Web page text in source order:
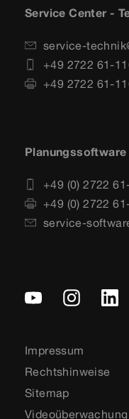
Service Center -
service-
+49 2722 61-
+49 2722 61-
Planungssoftware
+49 (0) 2722
+49 (0) 2722
service-
Impressum
Rechtshinweise
Sitemap
Videoüberwachung